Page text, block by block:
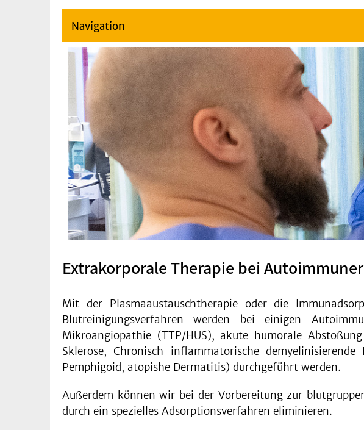
Navigation
Extrakorporale Therapie bei
Mit der Plasmaaustauschtherapie oder die
Blutreinigungsverfahren werden bei einigen
Mikroangiopathie (TTP/HUS), akute humorale
Sklerose, Chronisch inflammatorische
Pemphigoid, atopishe Dermatitis) durchgeführt werden.
Außerdem können wir bei der Vorbereitung zur
durch ein spezielles Adsorptionsverfahren eliminieren.